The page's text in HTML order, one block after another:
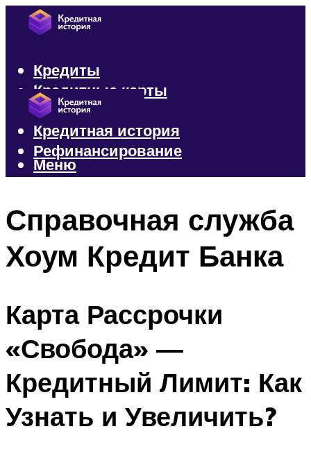
Кредиты
Кредитные карты
Микрозаймы
Кредитная история
Рефинансирование
Меню
Справочная служба
Хоум Кредит Банка
Карта Рассрочки
«Свобода» —
Кредитный Лимит: Как
Узнать и Увеличить?